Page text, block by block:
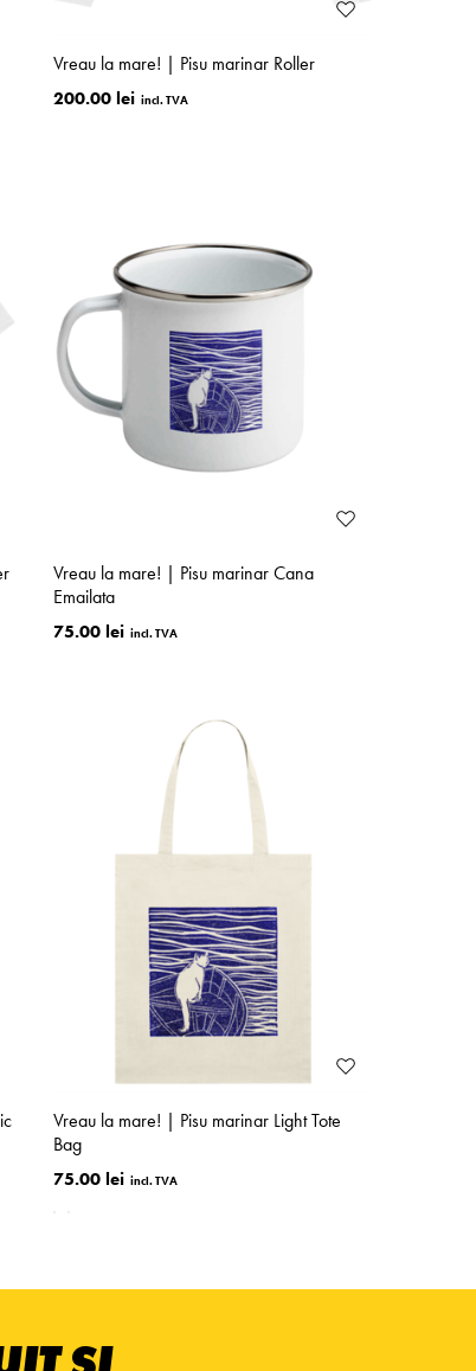
Vreau la mare! | Pisu marinar Roller
200.00 lei
Vreau la mare! | Pisu marinar Cana
Emailata
75.00 lei
Vreau la mare! | Pisu marinar Light Tote
Bag
75.00 lei